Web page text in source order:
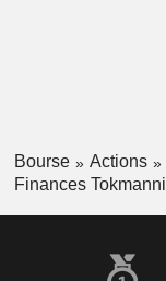
Bourse Actions
Finances